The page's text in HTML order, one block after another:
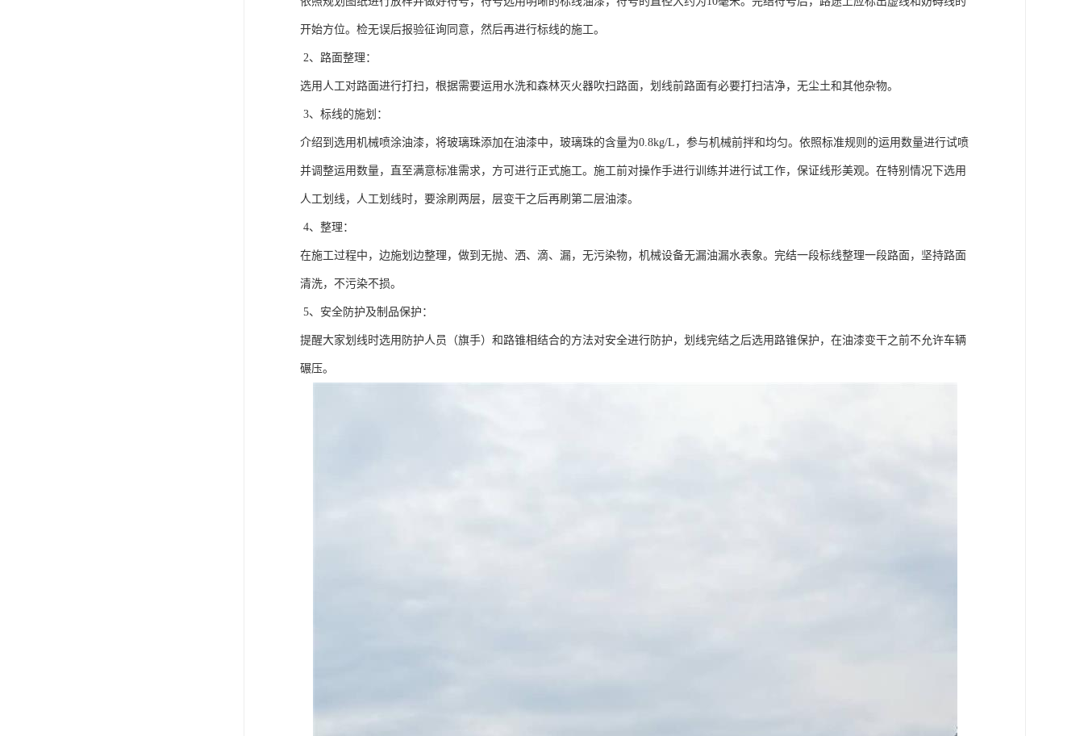
开始方位。检无误后报验征询同意，然后再进行标线的施工。
2、路面整理：
选用人工对路面进行打扫，根据需要运用水洗和森林灭火器吹扫路面，划线前路面有必要打扫洁净，无尘土和其他杂物。
3、标线的施划：
介绍到选用机械喷涂油漆，将玻璃珠添加在油漆中，玻璃珠的含量为0.8kg/L，参与机械前拌和均匀。依照标准规则的运用数量进行试喷
并调整运用数量，直至满意标准需求，方可进行正式施工。施工前对操作手进行训练并进行试工作，保证线形美观。在特别情况下选用
人工划线，人工划线时，要涂刷两层，层变干之后再刷第二层油漆。
4、整理：
在施工过程中，边施划边整理，做到无抛、洒、滴、漏，无污染物，机械设备无漏油漏水表象。完结一段标线整理一段路面，坚持路面
清洗，不污染不损。
5、安全防护及制品保护：
提醒大家划线时选用防护人员（旗手）和路锥相结合的方法对安全进行防护，划线完结之后选用路锥保护，在油漆变干之前不允许车辆
碾压。